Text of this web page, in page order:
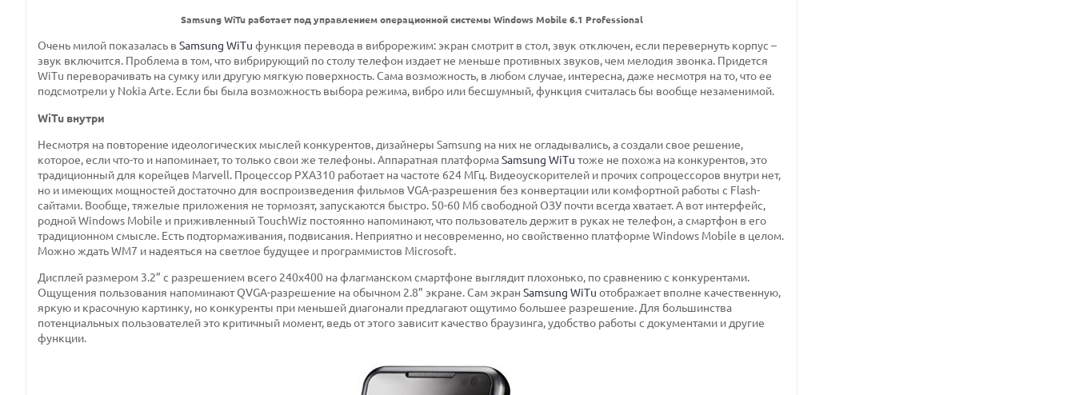
Samsung WiTu работает под управлением операционной системы Windows Mobile 6.1 Professional
Очень милой показалась в Samsung WiTu функция перевода в виброрежим: экран смотрит в стол, звук отключен, если перевернуть корпус –
звук включится. Проблема в том, что вибрирующий по столу телефон издает не меньше противных звуков, чем мелодия звонка. Придется
WiTu переворачивать на сумку или другую мягкую поверхность. Сама возможность, в любом случае, интересна, даже несмотря на то, что ее
подсмотрели у Nokia Arte. Если бы была возможность выбора режима, вибро или бесшумный, функция считалась бы вообще незаменимой.
WiTu внутри
Несмотря на повторение идеологических мыслей конкурентов, дизайнеры Samsung на них не огладывались, а создали свое решение,
которое, если что-то и напоминает, то только свои же телефоны. Аппаратная платформаSamsung WiTu тоже не похожа на конкурентов, это
традиционный для корейцев Marvell. Процессор PXA310 работает на частоте 624 МГц. Видеоускорителей и прочих сопроцессоров внутри нет,
но и имеющих мощностей достаточно для воспроизведения фильмов VGA-разрешения без конвертации или комфортной работы с Flash-
сайтами. Вообще, тяжелые приложения не тормозят, запускаются быстро. 50-60 Мб свободной ОЗУ почти всегда хватает. А вот интерфейс,
родной Windows Mobile и приживленный TouchWiz постоянно напоминают, что пользователь держит в руках не телефон, а смартфон в его
традиционном смысле. Есть подтормаживания, подвисания. Неприятно и несовременно, но свойственно платформе Windows Mobile в целом.
Можно ждать WM7 и надеяться на светлое будущее и программистов Microsoft.
Дисплей размером 3.2” с разрешением всего 240х400 на флагманском смартфоне выглядит плохонько, по сравнению с конкурентами.
Ощущения пользования напоминают QVGA-разрешение на обычном 2.8” экране. Сам экран Samsung WiTu отображает вполне качественную,
яркую и красочную картинку, но конкуренты при меньшей диагонали предлагают ощутимо большее разрешение. Для большинства
потенциальных пользователей это критичный момент, ведь от этого зависит качество браузинга, удобство работы с документами и другие
функции.